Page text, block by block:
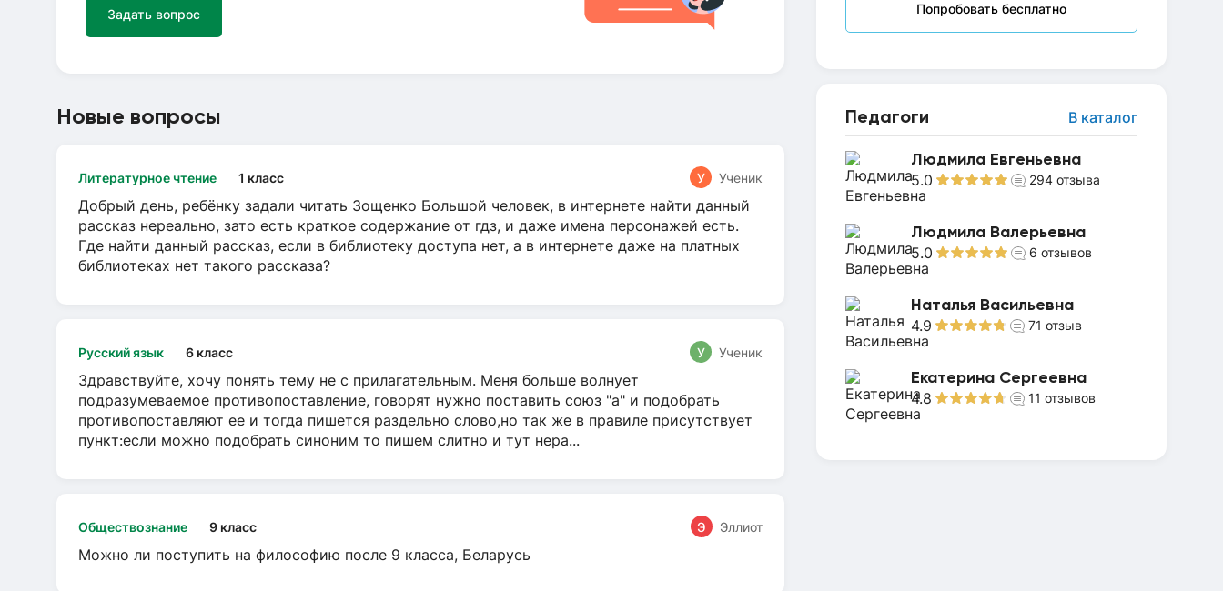
Попробовать бесплатно
Педагоги В каталог
Людмила Евгеньевна
5.0 294 отзыва
Людмила Валерьевна
5.0 6 отзывов
Наталья Васильевна
4.9 71 отзыв
Екатерина Сергеевна
4.8 11 отзывов
Задать вопрос
Новые вопросы
Литературное чтение 1 класс У Ученик
Добрый день, ребёнку задали читать Зощенко Большой человек, в интернете найти данный
рассказ нереально, зато есть краткое содержание от гдз, и даже имена персонажей есть.
Где найти данный рассказ, если в библиотеку доступа нет, а в интернете даже на платных
библиотеках нет такого рассказа?
Русский язык 6 класс У Ученик
Здравствуйте, хочу понять тему не с прилагательным. Меня больше волнует
подразумеваемое противопоставление, говорят нужно поставить союз "а" и подобрать
противопоставляют ее и тогда пишется раздельно слово,но так же в правиле присутствует
пункт:если можно подобрать синоним то пишем слитно и тут нера...
Обществознание 9 класс Э Эллиот
Можно ли поступить на философию после 9 класса, Беларусь